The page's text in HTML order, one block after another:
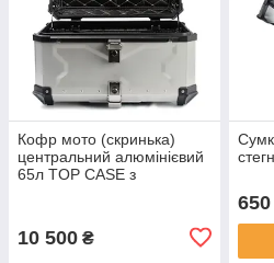
Кофр мото (скринька)
центральний алюмінієвий
65л TOP CASE з
10 500 ₴
650